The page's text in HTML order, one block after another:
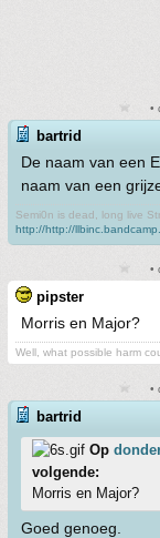
•
bartrid
De naam van een
naam van een
Semi0n is dead, long live
http://http://
•
pipster
Morris en Major?
Well, what possible harm
•
bartrid
Op
volgende:
Morris en Major?
Goed genoeg.